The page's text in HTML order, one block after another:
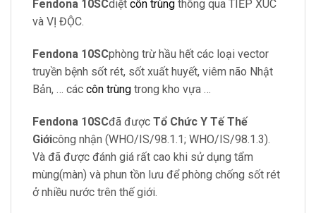
Fendona 10SCdiệt côn trùng thông qua TIẾP XÚC
và VỊ ĐỘC.
Fendona 10SCphòng trừ hầu hết các loại vector
truyền bệnh sốt rét, sốt xuất huyết, viêm não Nhật
Bản, … các côn trùng trong kho vựa …
Fendona 10SCđã được Tổ Chức Y Tế Thế
Giớicông nhận (WHO/IS/98.1.1; WHO/IS/98.1.3).
Và đã được đánh giá rất cao khi sử dụng tẩm
mùng(màn) và phun tồn lưu để phòng chống sốt rét
ở nhiều nước trên thế giới.